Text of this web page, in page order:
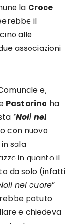
la Croce
il
alle
associazioni
e,
Pastorino ha
“Noli nel
con nuovo
sala
in quanto il
da solo (infatti
nel cuore”
potuto
e chiedeva